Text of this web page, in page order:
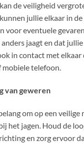
de veiligheid
jullie elkaar in
voor eventuele
jaagt en dat
in contact met elkaar
telefoon.
van geweren
om op een veilige
het jagen. Houd de
en zorg ervoor